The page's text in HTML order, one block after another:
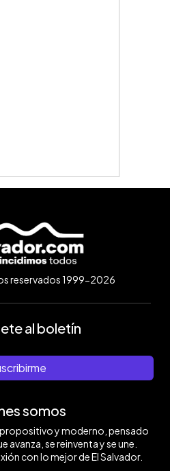
reservados 1999-2026
al boletín
somos
y moderno, pensado
avanza, se reinventa y se une.
con lo mejor de El Salvador.